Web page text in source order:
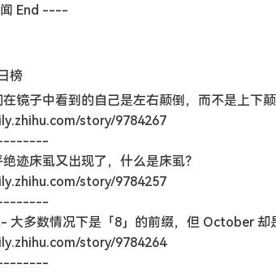
End ----
榜
镜子中看到的自己是左右颠倒，而不是上下颠
story/9784267
迹床虱又出现了，什么是床虱？
story/9784257
大多数情况下是「8」的前缀，但 October 却
story/9784264